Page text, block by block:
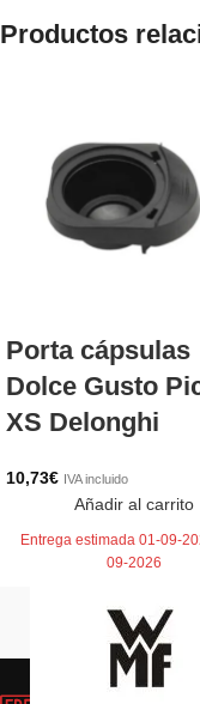
Productos
Porta cápsulas
Dolce Gusto
XS Delonghi
10,73€ IVA incluido
Añadir al carrito
Entrega estimada 01-09-
09-2026